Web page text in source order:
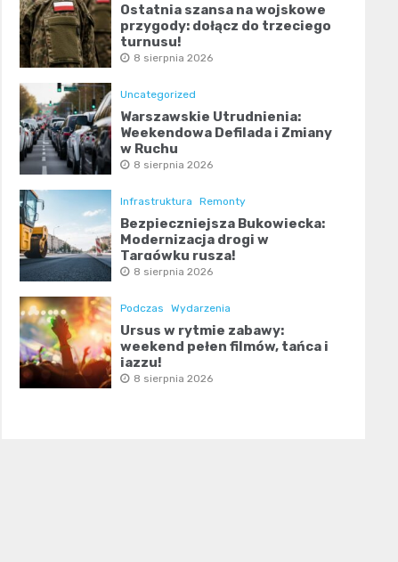
Ostatnia szansa na wojskowe
przygody: dołącz do trzeciego
turnusu!
8 sierpnia 2026
Uncategorized
Warszawskie Utrudnienia:
Weekendowa Defilada i Zmiany
w Ruchu
8 sierpnia 2026
Infrastruktura Remonty
Bezpieczniejsza Bukowiecka:
Modernizacja drogi w
Targówku rusza!
8 sierpnia 2026
Podczas Wydarzenia
Ursus w rytmie zabawy:
weekend pełen filmów, tańca i
jazzu!
8 sierpnia 2026